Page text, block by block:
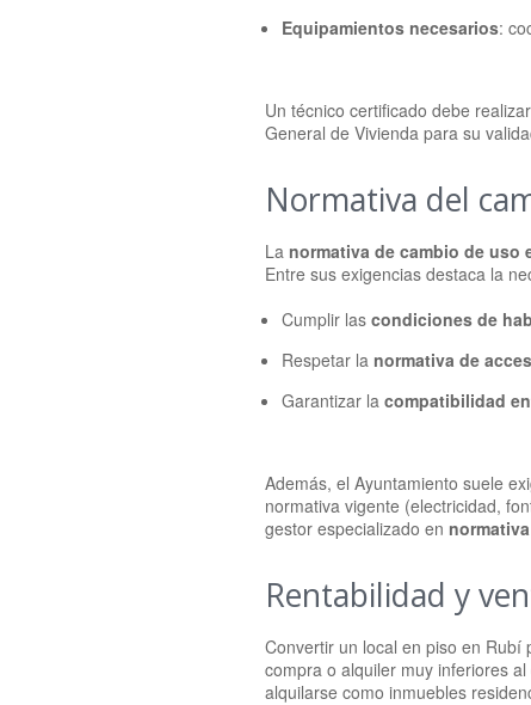
Equipamientos necesarios:
Un técnico certificado debe
General de Vivienda para su
Normativa del
La normativa de cambio de uso
Entre sus exigencias destaca la
Cumplir las condiciones de
Respetar la normativa de
Garantizar la compatibilidad
Además, el Ayuntamiento suele
normativa vigente (electricidad,
gestor especializado en
Rentabilidad y
Convertir un local en piso en Rubí
compra o alquiler muy inferiores
alquilarse como inmuebles